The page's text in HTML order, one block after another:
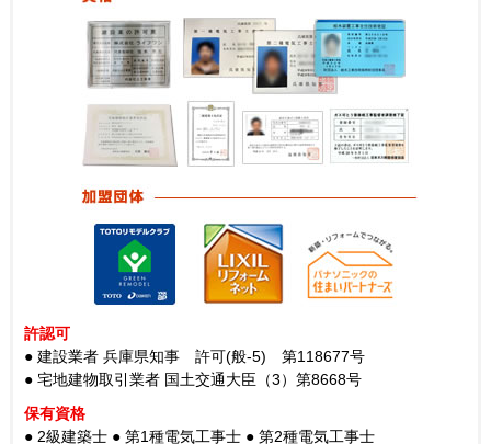
許認可
● 建設業者 兵庫県知事 許可(般-5) 第118677号
● 宅地建物取引業者 国土交通大臣（3）第8668号
保有資格
● 2級建築士 ● 第1種電気工事士 ● 第2種電気工事士